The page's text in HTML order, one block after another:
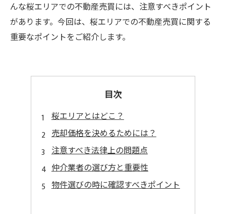
んな桜エリアでの不動産売買には、注意すべきポイント
があります。今回は、桜エリアでの不動産売買に関する
重要なポイントをご紹介します。
目次
桜エリアとはどこ？
売却価格を決めるためには？
注意すべき法律上の問題点
仲介業者の選び方と重要性
物件選びの時に確認すべきポイント